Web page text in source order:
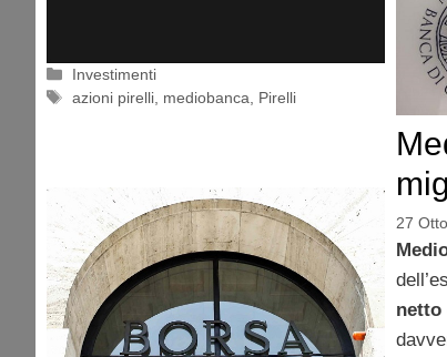
Categorie
Investimenti
Tag
azioni pirelli mediobanca Pirelli
27
netto